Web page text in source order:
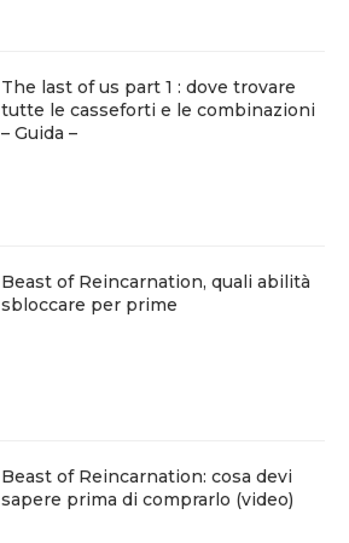
The last of us part 1 : dove trovare
tutte le casseforti e le combinazioni
– Guida –
Beast of Reincarnation, quali abilità
sbloccare per prime
Beast of Reincarnation: cosa devi
sapere prima di comprarlo (video)